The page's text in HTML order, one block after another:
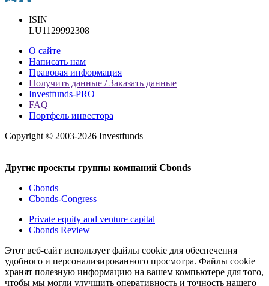
ISIN
LU1129992308
О сайте
Написать нам
Правовая информация
Получить данные / Заказать данные
Investfunds-PRO
FAQ
Портфель инвестора
Copyright © 2003-2026 Investfunds
Другие проекты группы компаний Cbonds
Cbonds
Cbonds-Congress
Private equity and venture capital
Cbonds Review
Этот веб-сайт использует файлы cookie для обеспечения
удобного и персонализированного просмотра. Файлы cookie
хранят полезную информацию на вашем компьютере для того,
чтобы мы могли улучшить оперативность и точность нашего